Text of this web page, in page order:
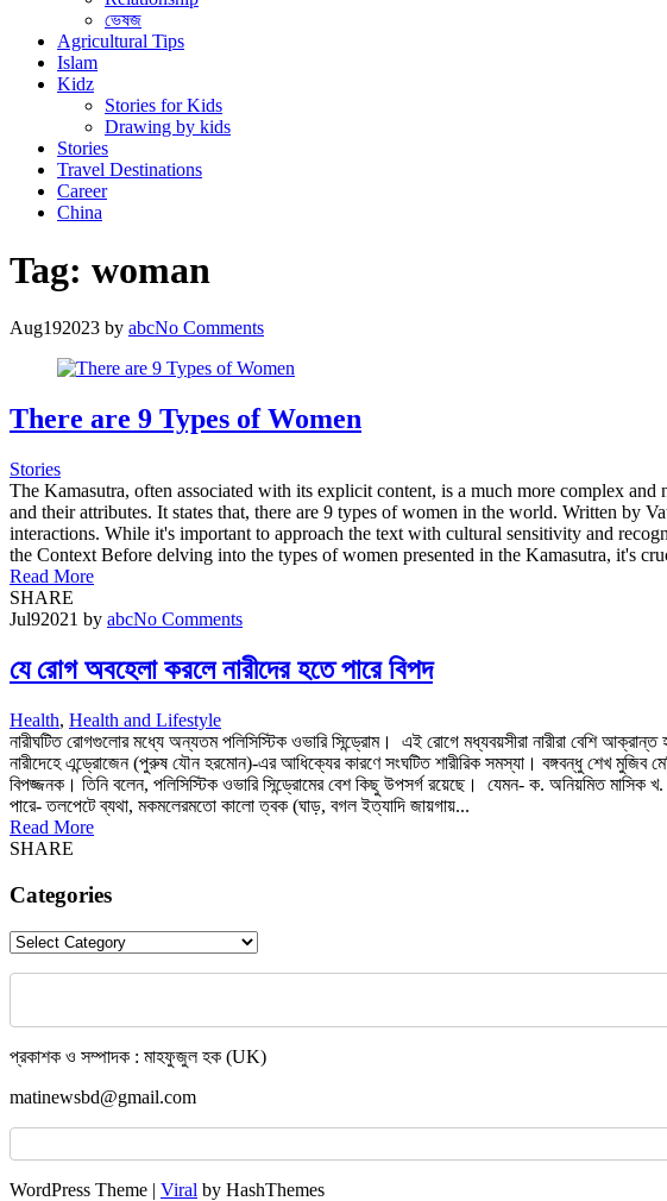
ভেষজ
Agricultural Tips
Islam
Kidz
Stories for Kids
Drawing by kids
Stories
Travel Destinations
Career
China
Tag: woman
Aug192023 by abcNo Comments
There are 9 Types of Women
Stories
The Kamasutra, often associated with its explicit content, is a much more complex
and their attributes. It states that, there are 9 types of women in the world. Written by
interactions. While it's important to approach the text with cultural sensitivity and
the Context Before delving into the types of women presented in the Kamasutra, it's
Read More
SHARE
Jul92021 by abcNo Comments
যে রোগ অবহেলা করলে নারীদের হতে পারে বিপদ
Health, Health and Lifestyle
নারীঘটিত রোগগুলোর মধ্যে অন্যতম পলিসিস্টিক ওভারি সিন্ড্রোম। এই রোগে মধ্যবয়সীরা নারীরা বেশি
নারীদেহে এন্ড্রোজেন (পুরুষ যৌন হরমোন)-এর আধিক্যের কারণে সংঘটিত শারীরিক সমস্যা। বঙ্গবন্ধু শেখ মুজিব
বিপজ্জনক। তিনি বলেন, পলিসিস্টিক ওভারি সিন্ড্রোমের বেশ কিছু উপসর্গ রয়েছে। যেমন- ক. অনিয়মিত
পারে- তলপেটে ব্যথা, মকমলেরমতো কালো ত্বক (ঘাড়, বগল ইত্যাদি জায়গায়...
Read More
SHARE
Categories
Categories
প্রকাশক ও সম্পাদক : মাহফুজুল হক (UK)
matinewsbd@gmail.com
WordPress Theme | Viral by HashThemes